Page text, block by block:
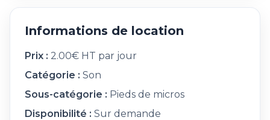
Informations de location
Prix : 2.00€ HT par jour
Catégorie : Son
Sous-catégorie : Pieds de micros
Disponibilité : Sur demande